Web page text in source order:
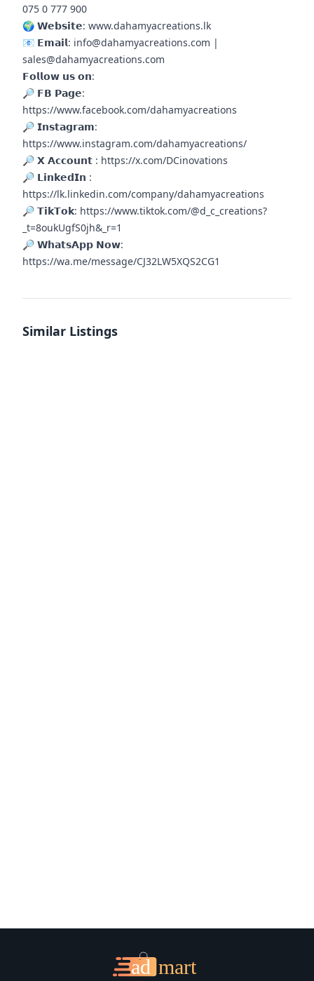
075 0 777 900
🌍 𝗪𝗲𝗯𝘀𝗶𝘁𝗲: www.dahamyacreations.lk
📧 𝗘𝗺𝗮𝗶𝗹: info@dahamyacreations.com |
sales@dahamyacreations.com
𝗙𝗼𝗹𝗹𝗼𝘄 𝘂𝘀 𝗼𝗻:
🔎 𝗙𝗕 𝗣𝗮𝗴𝗲:
https://www.facebook.com/dahamyacreations
🔎 𝗜𝗻𝘀𝘁𝗮𝗴𝗿𝗮𝗺:
https://www.instagram.com/dahamyacreations/
🔎 𝗫 𝗔𝗰𝗰𝗼𝘂𝗻𝘁 : https://x.com/DCinovations
🔎 𝗟𝗶𝗻𝗸𝗲𝗱𝗜𝗻 :
https://lk.linkedin.com/company/dahamyacreations
🔎 𝗧𝗶𝗸𝗧𝗼𝗸: https://www.tiktok.com/@d_c_creations?
_t=8oukUgfS0jh&_r=1
🔎 𝗪𝗵𝗮𝘁𝘀𝗔𝗽𝗽 𝗡𝗼𝘄:
https://wa.me/message/CJ32LW5XQS2CG1
Similar Listings